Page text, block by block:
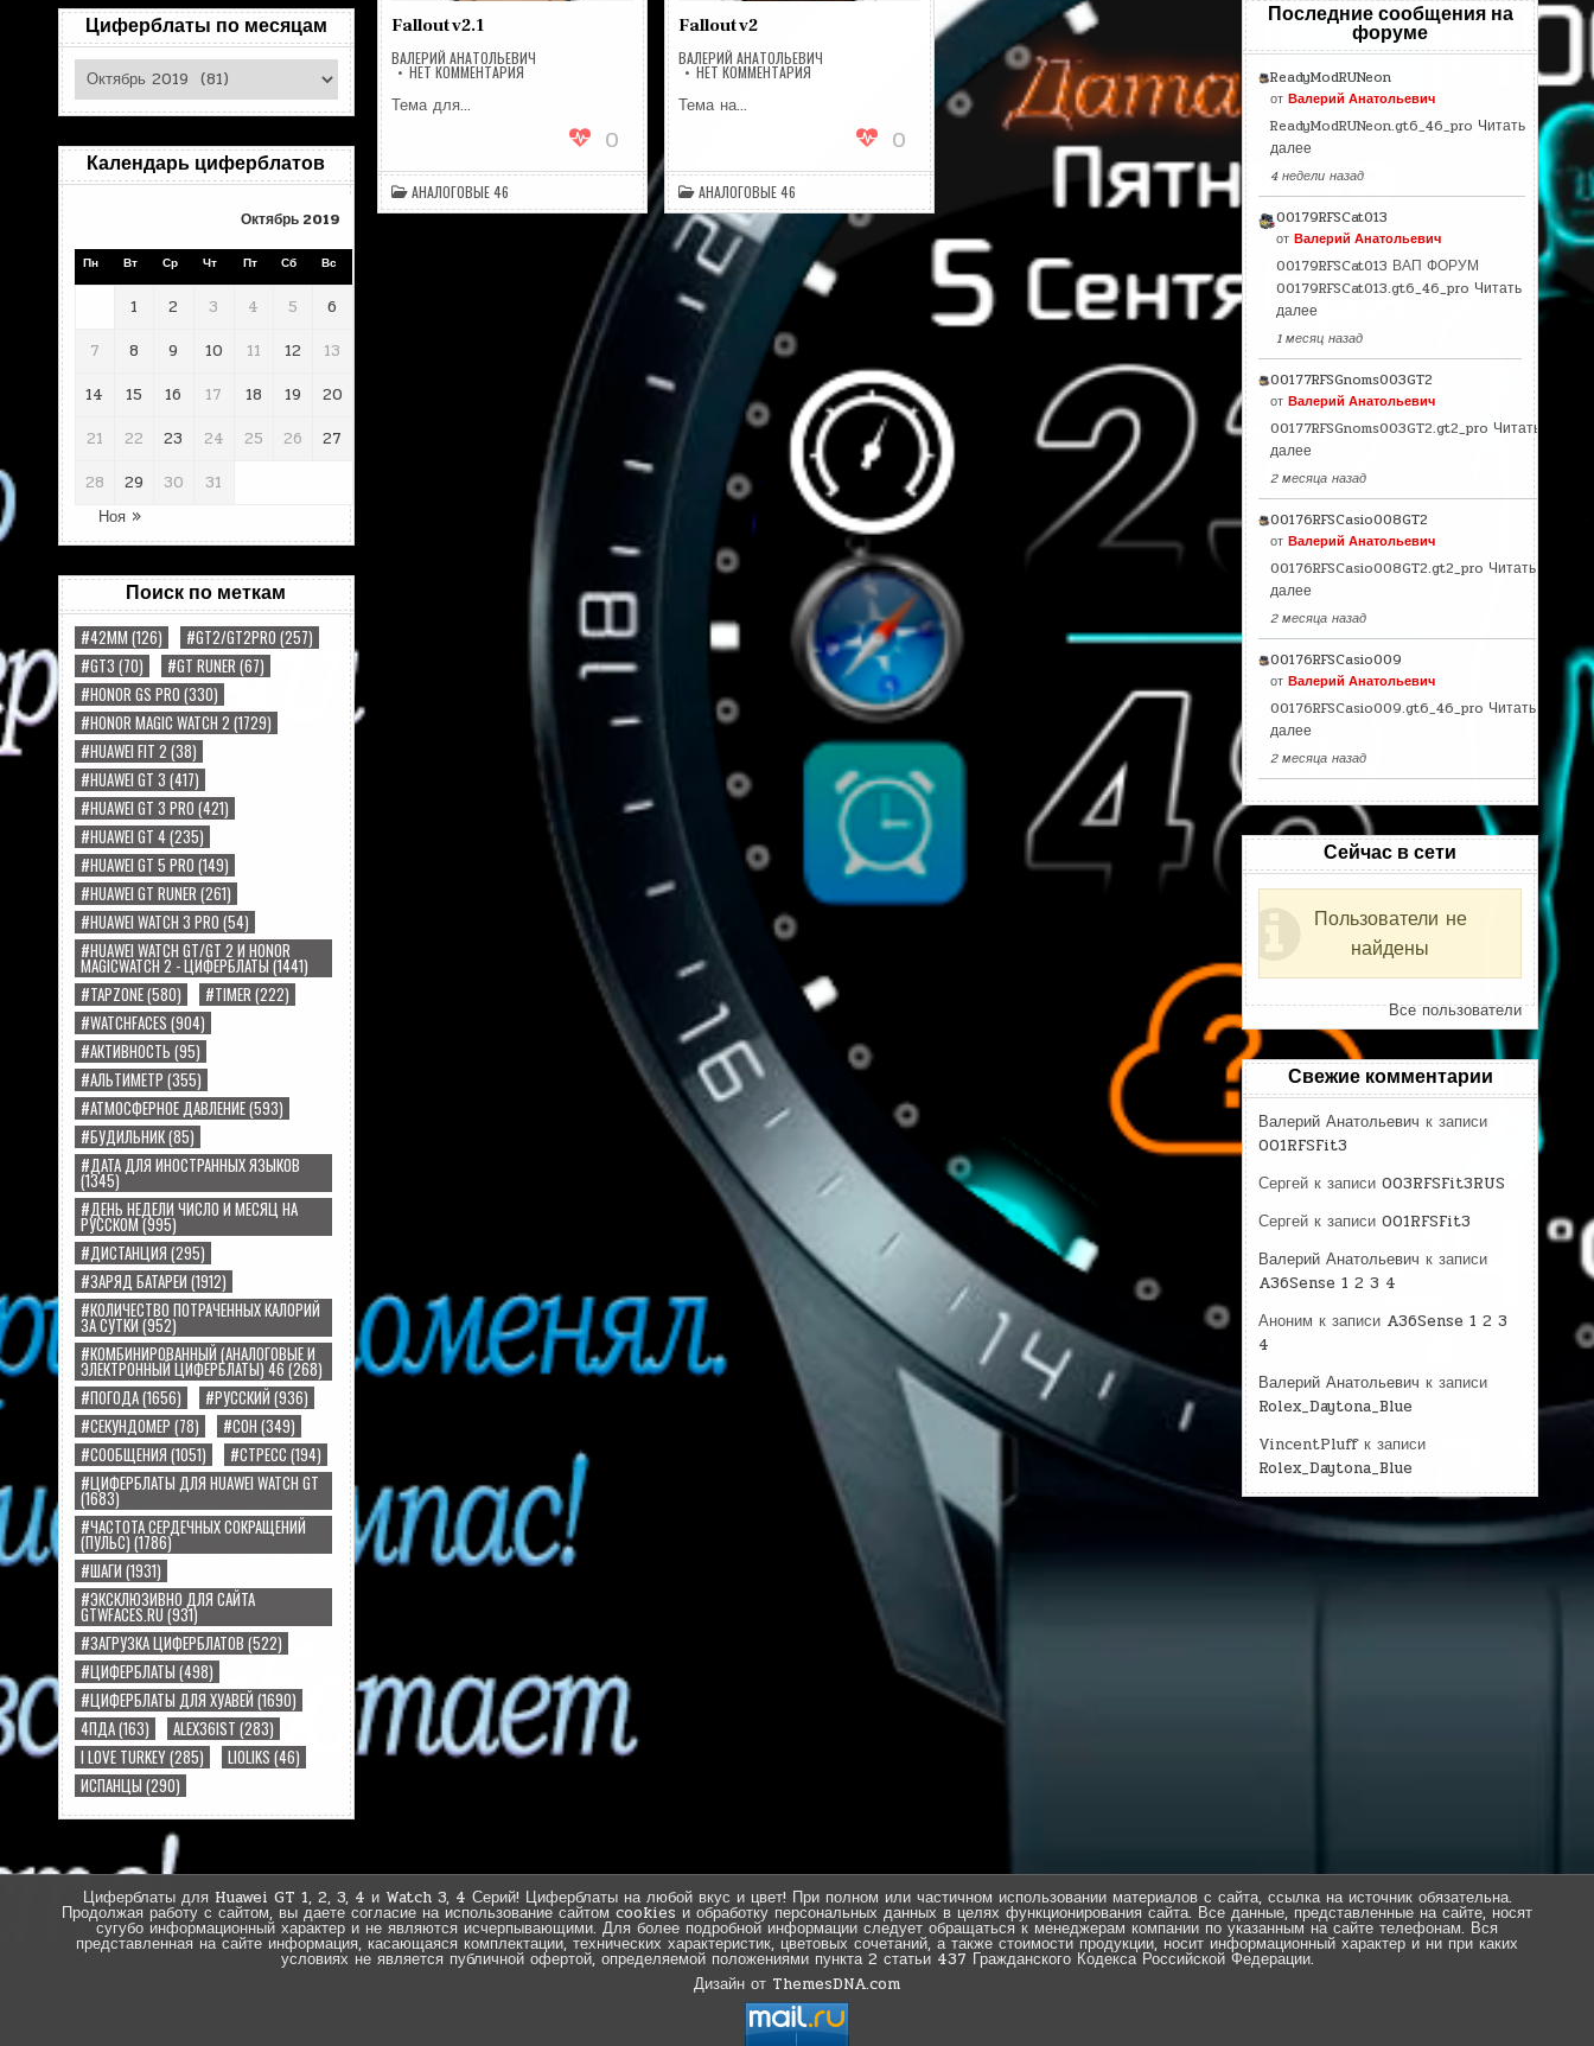
Циферблаты по месяцам
Циферблаты
месяцам
Календарь циферблатов
Октябрь 2019
Пн Вт Ср Чт Пт Сб Вс
1 2 3 4 5
6
7
8 9 10 11 12
13
14
15 16 17 18 19
20
21
22 23 24 25 26
27
28
29 30
31
Ноя »
Поиск по меткам
#42MM (126) #GT2/GT2PRO (257)
#GT3 (70) #GT RUNER (67)
#HONOR GS PRO (330)
#HONOR MAGIC WATCH 2 (1729)
#HUAWEI FIT 2 (38)
#HUAWEI GT 3 (417)
#HUAWEI GT 3 PRO (421)
#HUAWEI GT 4(235)
#HUAWEI GT 5 PRO (149)
#HUAWEI GT RUNER (261)
#HUAWEI WATCH 3 PRO (54)
#HUAWEI WATCH GT/GT 2 И HONOR
MAGICWATCH 2 - ЦИФЕРБЛАТЫ(1441)
#TAPZONE(580) #TIMER (222)
#WATCHFACES (904)
#АКТИВНОСТЬ (95)
#АЛЬТИМЕТР (355)
#АТМОСФЕРНОЕ ДАВЛЕНИЕ(593)
#БУДИЛЬНИК(85)
#ДАТА ДЛЯ ИНОСТРАННЫХ ЯЗЫКОВ
(1345)
#ДЕНЬ НЕДЕЛИ ЧИСЛО И МЕСЯЦ НА
РУССКОМ(995)
#ДИСТАНЦИЯ (295)
#ЗАРЯД БАТАРЕИ (1912)
#КОЛИЧЕСТВО ПОТРАЧЕННЫХ КАЛОРИЙ
ЗА СУТКИ(952)
#КОМБИНИРОВАННЫЙ (АНАЛОГОВЫЕ И
ЭЛЕКТРОННЫЙ ЦИФЕРБЛАТЫ) 46(268)
#ПОГОДА(1656) #РУССКИЙ (936)
#СЕКУНДОМЕР (78) #СОН (349)
#СООБЩЕНИЯ (1051) #СТРЕСС (194)
#ЦИФЕРБЛАТЫ ДЛЯ HUAWEI WATCH GT
(1683)
#ЧАСТОТА СЕРДЕЧНЫХ СОКРАЩЕНИЙ
(ПУЛЬС)(1786)
#ШАГИ (1931)
#ЭКСКЛЮЗИВНО ДЛЯ САЙТА
GTWFACES.RU(931)
#ЗАГРУЗКА ЦИФЕРБЛАТОВ (522)
#ЦИФЕРБЛАТЫ (498)
#ЦИФЕРБЛАТЫ ДЛЯ ХУАВЕЙ (1690)
4ПДА(163) ALEX36IST (283)
I LOVE TURKEY(285) LIOLIKS (46)
ИСПАНЦЫ (290)
Fallout v2.1
ВАЛЕРИЙ АНАТОЛЬЕВИЧ
НЕТ КОММЕНТАРИЯНА
FALLOUT
Тема для…
0
АНАЛОГОВЫЕ 46
Fallout v2
ВАЛЕРИЙ АНАТОЛЬЕВИЧ
НЕТ КОММЕНТАРИЯНА
FALLOUT
Тема на…
0
АНАЛОГОВЫЕ 46
Последние сообщения на
форуме
ReadyModRUNeon
от Валерий Анатольевич
ReadyModRUNeon.gt6_46_pro Читать
далее
4 недели назад
00179RFSCat013
от Валерий Анатольевич
00179RFSCat013 ВАП ФОРУМ
00179RFSCat013.gt6_46_pro Читать
далее
1 месяц назад
00177RFSGnoms003GT2
от Валерий Анатольевич
00177RFSGnoms003GT2.gt2_pro Читать
далее
2 месяца назад
00176RFSCasio008GT2
от Валерий Анатольевич
00176RFSCasio008GT2.gt2_pro Читать
далее
2 месяца назад
00176RFSCasio009
от Валерий Анатольевич
00176RFSCasio009.gt6_46_pro Читать
далее
2 месяца назад
Сейчас в сети
Пользователи не
найдены
Все пользователи
Свежие комментарии
Валерий Анатольевич к записи
001RFSFit3
Сергей к записи 003RFSFit3RUS
Сергей к записи 001RFSFit3
Валерий Анатольевич к записи
A36Sense 1 2 3 4
Аноним к записи A36Sense 1 2 3
4
Валерий Анатольевич к записи
Rolex_Daytona_Blue
VincentPluffк записи
Rolex_Daytona_Blue
Циферблаты для Huawei GT 1, 2, 3, 4 и Watch 3, 4 Серий! Циферблаты на любой вкус и цвет! При полном или частичном использовании материалов с сайта, ссылка на источник обязательна.
Продолжая работу с сайтом, вы даете согласие на использование сайтом cookies и обработку персональных данных в целях функционирования сайта. Все данные, представленные на сайте, носят
сугубо информационный характер и не являются исчерпывающими. Для более подробной информации следует обращаться к менеджерам компании по указанным на сайте телефонам. Вся
представленная на сайте информация, касающаяся комплектации, технических характеристик, цветовых сочетаний, а также стоимости продукции, носит информационный характер и ни при каких
условиях не является публичной офертой, определяемой положениями пункта 2 статьи 437 Гражданского Кодекса Российской Федерации.
Дизайн от ThemesDNA.com